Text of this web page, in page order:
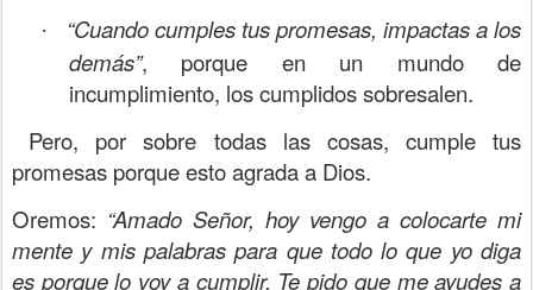
·
“Cuando cumples tus promesas, impactas a los
demás”, porque en un mundo de
incumplimiento, los cumplidos sobresalen.
Pero, por sobre todas las cosas, cumple tus
promesas porque esto agrada a Dios.
Oremos: “Amado Señor, hoy vengo a colocarte mi
mente y mis palabras para que todo lo que yo diga
es porque lo voy a cumplir. Te pido que me ayudes a